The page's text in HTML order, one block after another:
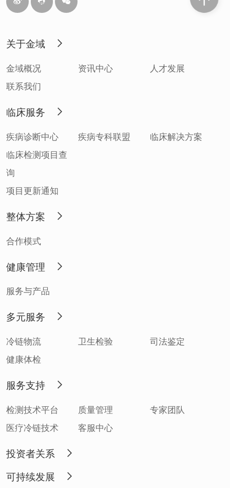
关于金域
金域概况 资讯中心
人才发展
联系我们
临床服务
疾病诊断中心 疾病专科联盟
临床解决方案
临床检测项目查
询
项目更新通知
整体方案
合作模式
健康管理
服务与产品
多元服务
冷链物流 卫生检验
司法鉴定
健康体检
服务支持
检测技术平台 质量管理
专家团队
医疗冷链技术
客服中心
投资者关系
可持续发展